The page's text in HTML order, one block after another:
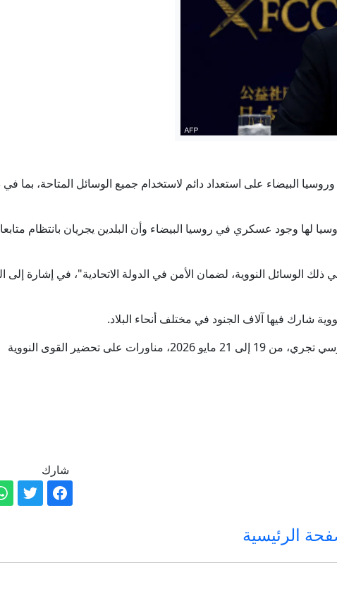
إسبانيا تشدد الرقابة على حدودها مع إيطاليا
على إيران
وروسيا البيضاء على استعداد دائم لاستخدام جميع الوسائل المتاحة، بما
لها وجود ⁠عسكري في روسيا البيضاء وأن البلدين يجريان ⁠بانتظام
الوسائل النووية، لضمان الأمن في الدولة الاتحادية"، في إشارة إلى
شارك فيها آلاف الجنود في مختلف أنحاء البلاد.
وأفادت وزارة الدفاع الروسية حينها، بأن القوات المسلحة للاتحاد الروسي تجري، من 19 إلى 21 مايو 2026، مناورات على تحضير القوى النووية
شارك
الرئيسية